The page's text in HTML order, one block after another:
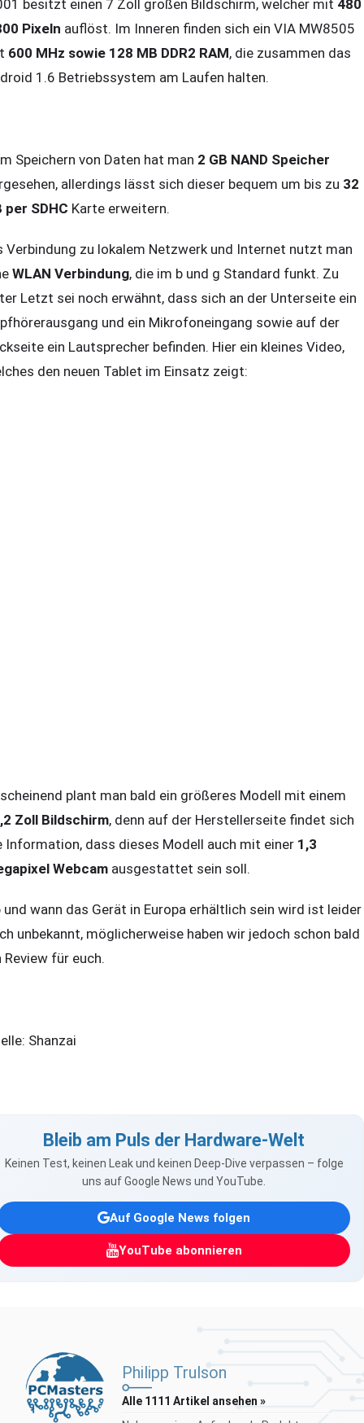
besitzt einen 7 Zoll großen Bildschirm, welcher mit 480
Pixeln auflöst. Im Inneren finden sich ein VIA MW8505
600 MHz sowie 128 MB DDR2 RAM, die zusammen das
1.6 Betriebssystem am Laufen halten.
Speichern von Daten hat man 2 GB NAND Speicher
allerdings lässt sich dieser bequem um bis zu 32
per SDHC Karte erweitern.
Verbindung zu lokalem Netzwerk und Internet nutzt man
WLAN Verbindung, die im b und g Standard funkt. Zu
Letzt sei noch erwähnt, dass sich an der Unterseite ein
und ein Mikrofoneingang sowie auf der
ein Lautsprecher befinden. Hier ein kleines Video,
den neuen Tablet im Einsatz zeigt:
plant man bald ein größeres Modell mit einem
Zoll Bildschirm, denn auf der Herstellerseite findet sich
Information, dass dieses Modell auch mit einer 1,3
Webcam ausgestattet sein soll.
und wann das Gerät in Europa erhältlich sein wird ist leider
unbekannt, möglicherweise haben wir jedoch schon bald
Review für euch.
Shanzai
Bleib am Puls der Hardware-Welt
Keinen Test, keinen Leak und keinen Deep-Dive verpassen – folge
uns auf Google News und YouTube.
Auf Google News folgen
YouTube abonnieren
Philipp Trulson
Alle 1111 Artikel ansehen »